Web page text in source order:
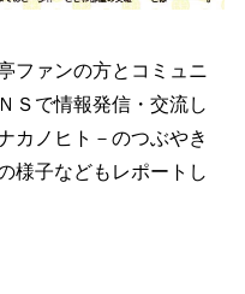
ファンの方とコミュニ
Ｓで情報発信・交流し
カノヒト－のつぶやき
様子などもレポートし